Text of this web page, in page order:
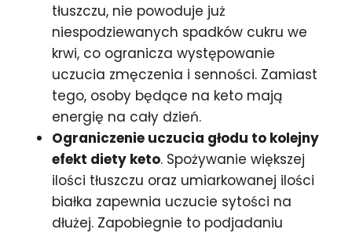
tłuszczu, nie powoduje już
niespodziewanych spadków cukru we
krwi, co ogranicza występowanie
uczucia zmęczenia i senności. Zamiast
tego, osoby będące na keto mają
energię na cały dzień.
Ograniczenie uczucia głodu to kolejny
efekt diety keto. Spożywanie większej
ilości tłuszczu oraz umiarkowanej ilości
białka zapewnia uczucie sytości na
dłużej. Zapobiegnie to podjadaniu